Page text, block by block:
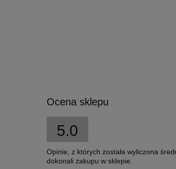
Ocena sklepu
5.0
Opinie, z których została wyliczona
dokonali zakupu w sklepie.